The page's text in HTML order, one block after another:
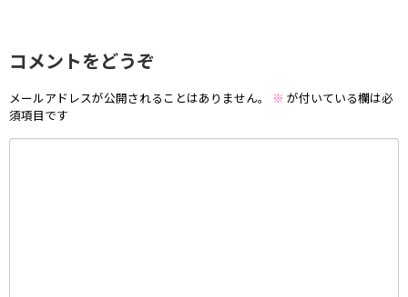
コメントをどうぞ
メールアドレスが公開されることはありません。 ※ が付いている欄は必
須項目です